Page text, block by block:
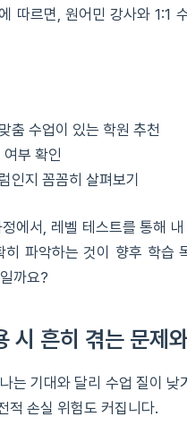
따르면, 원어민 강사와 1:1
춤 수업이 있는 학원 추천
부 확인
인지 꼼꼼히 살펴보기
에서, 레벨 테스트를 통해
파악하는 것이 향후 학습
까요?
시 흔히 겪는 문제
는 기대와 달리 수업 질이
적 손실 위험도 커집니다.